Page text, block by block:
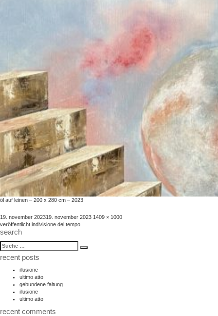
öl auf leinen – 200 x 280 cm – 2023
veröffentlicht
am
19. november 202319. november 2023 volle
1409 × 1000
beitragsnavigation
veröffentlicht indivisione del tempo
search
suche
nach:
Suche
recent posts
illusione
ultimo atto
gebundene faltung
illusione
ultimo atto
recent comments